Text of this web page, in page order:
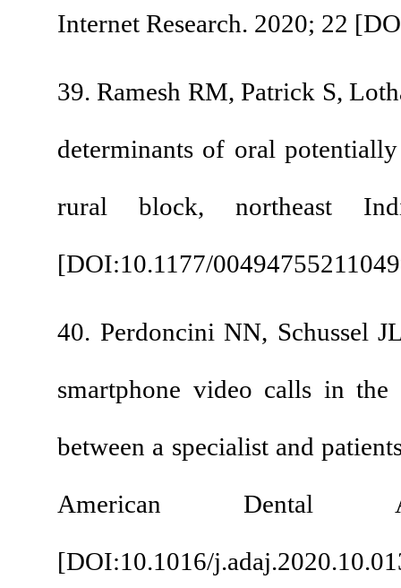
Internet Research.
39. Ramesh RM,
determinants of
rural block,
[ DOI:10.1177/
40. Perdoncini NN,
smartphone video
between a specialist
American
[DOI:10.1016/